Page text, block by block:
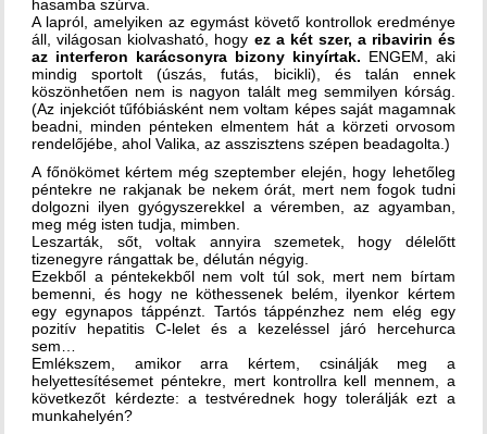
hasamba szúrva.
A lapról, amelyiken az egymást követő kontrollok eredménye
áll, világosan kiolvasható, hogy ez a két szer, a ribavirin és
az interferon karácsonyra bizony kinyírtak. ENGEM, aki
mindig sportolt (úszás, futás, bicikli), és talán ennek
köszönhetően nem is nagyon talált meg semmilyen kórság.
(Az injekciót tűfóbiásként nem voltam képes saját magamnak
beadni, minden pénteken elmentem hát a körzeti orvosom
rendelőjébe, ahol Valika, az asszisztens szépen beadagolta.)
A főnökömet kértem még szeptember elején, hogy lehetőleg
péntekre ne rakjanak be nekem órát, mert nem fogok tudni
dolgozni ilyen gyógyszerekkel a véremben, az agyamban,
meg még isten tudja, mimben.
Leszarták, sőt, voltak annyira szemetek, hogy délelőtt
tizenegyre rángattak be, délután négyig.
Ezekből a péntekekből nem volt túl sok, mert nem bírtam
bemenni, és hogy ne köthessenek belém, ilyenkor kértem
egy egynapos táppénzt. Tartós táppénzhez nem elég egy
pozitív hepatitis C-lelet és a kezeléssel járó hercehurca
sem…
Emlékszem, amikor arra kértem, csinálják meg a
helyettesítésemet péntekre, mert kontrollra kell mennem, a
következőt kérdezte: a testvérednek hogy tolerálják ezt a
munkahelyén?